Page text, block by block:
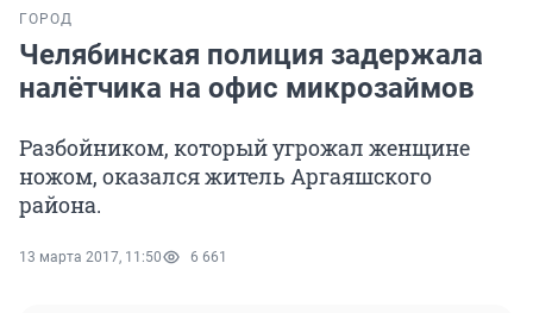
ГОРОД
Челябинская полиция задержала
налётчика на офис микрозаймов
Разбойником, который угрожал женщине
ножом, оказался житель Аргаяшского
района.
13 марта 2017, 11:50 6 661